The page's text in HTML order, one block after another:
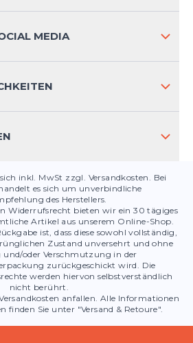
MEDIA
inkl. MwSt zzgl. Versandkosten. Bei
es sich um unverbindliche
des Herstellers.
Widerrufsrecht bieten wir ein 30 tägiges
Artikel aus unserem Online-Shop.
ist, dass diese sowohl vollständig,
Zustand unversehrt und ohne
und/oder Verschmutzung in der
zurückgeschickt wird. Die
werden hiervon selbstverständlich
nicht berührt.
anfallen. Alle Informationen
finden Sie unter "Versand & Retoure".